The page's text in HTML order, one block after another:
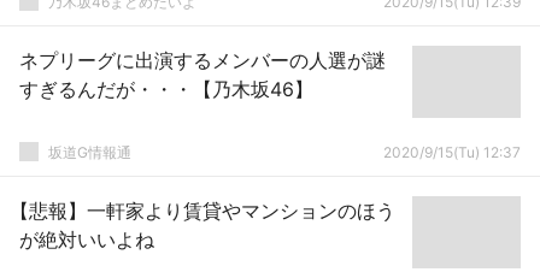
ネプリーグに出演するメンバーの人選が謎
すぎるんだが・・・【乃木坂46】
坂道G情報通 2020/9/15(Tu) 12:37
【悲報】一軒家より賃貸やマンションのほう
が絶対いいよね